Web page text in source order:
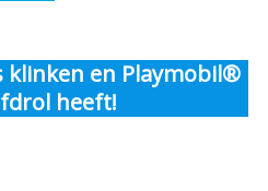
klinken en Playmobil®
heeft!